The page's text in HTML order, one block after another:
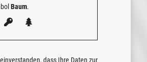
Baum.
dass Ihre Daten zur